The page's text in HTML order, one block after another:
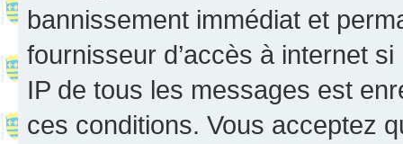
bannissement immédiat et
fournisseur d’accès à internet
IP de tous les messages est
ces conditions. Vous acceptez